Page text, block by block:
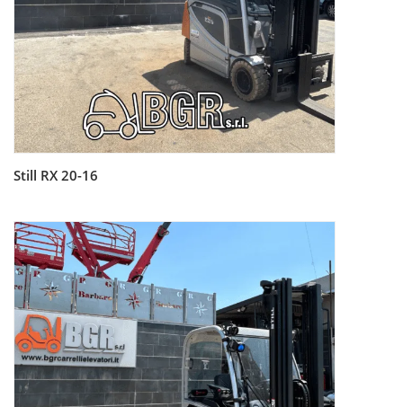
Still RX 20-16